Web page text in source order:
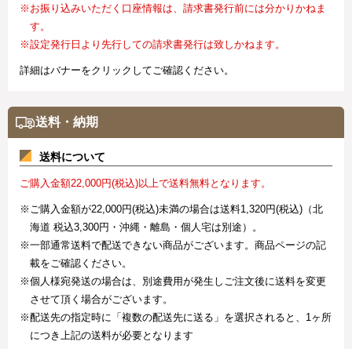
※お振り込みいただく口座情報は、請求書発行前には分かりかねま
す。
※設定発行日より先行しての請求書発行は致しかねます。
詳細はバナーをクリックしてご確認ください。
送料・納期
送料について
ご購入金額22,000円(税込)以上で送料無料となります。
※ご購入金額が22,000円(税込)未満の場合は送料1,320円(税込)（北
海道 税込3,300円・沖縄・離島・個人宅は別途）。
※一部通常送料で配送できない商品がございます。商品ページの記
載をご確認ください。
※個人様宛発送の場合は、別途費用が発生しご注文後に送料を変更
させて頂く場合がございます。
※配送先の指定時に「複数の配送先に送る」を選択されると、1ヶ所
につき上記の送料が必要となります